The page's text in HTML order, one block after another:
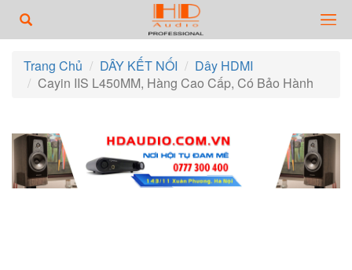
Trang Chủ DÂY KẾT NỐI
Dây HDMI
Cayin IIS L450MM, Hàng Cao Cấp, Có Bảo Hành